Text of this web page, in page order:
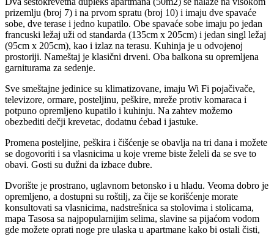
prizemlju (broj 7) i na prvom spratu (broj 10) i imaju dve spavaće
sobe, dve terase i jedno kupatilo. Obe spavaće sobe imaju po jedan
francuski ležaj uži od standarda (135cm x 205cm) i jedan singl ležaj
(95cm x 205cm), kao i izlaz na terasu. Kuhinja je u odvojenoj
prostoriji. Nameštaj je klasični drveni. Oba balkona su opremljena
garniturama za sedenje.
Sve smeštajne jedinice su klimatizovane, imaju Wi Fi pojačivače,
televizore, ormare, posteljinu, peškire, mreže protiv komaraca i
potpuno opremljeno kupatilo i kuhinju. Na zahtev možemo
obezbediti dečji krevetac, dodatnu ćebad i jastuke.
Promena posteljine, peškira i čišćenje se obavlja na tri dana i možete
se dogovoriti i sa vlasnicima u koje vreme biste želeli da se sve to
obavi. Gosti su dužni da izbace đubre.
Dvorište je prostrano, uglavnom betonsko i u hladu. Veoma dobro je
opremljeno, a dostupni su roštilj, za čije se korišćenje morate
konsultovati sa vlasnicima, nadstrešnica sa stolovima i stolicama,
mapa Tasosa sa najpopularnijim selima, slavine sa pijaćom vodom
gde možete oprati noge pre ulaska u apartmane kako bi ostali čisti,